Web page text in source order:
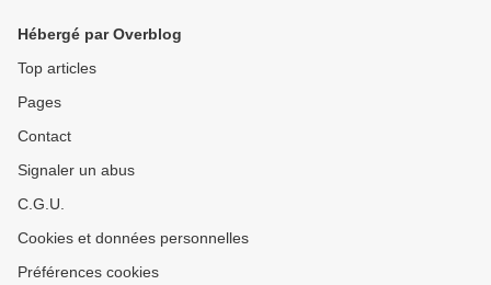
Hébergé par Overblog
Top articles
Pages
Contact
Signaler un abus
C.G.U.
Cookies et données personnelles
Préférences cookies